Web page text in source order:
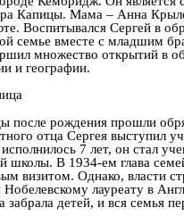
Капицы. Мама – Анна
Воспитывался Сергей в
семье вместе с младшим
множество открытий в
и географии.
после рождения прошли
отца Сергея выступил
7 лет, он стал
школы. В 1934-ем глава
визитом. Однако, власти
Нобелевскому лауреату в
детей, и вся семья